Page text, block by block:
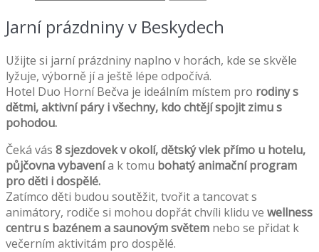
Jarní prázdniny v Beskydech
Užijte si jarní prázdniny naplno v horách, kde se skvěle
lyžuje, výborně jí a ještě lépe odpočívá.
Hotel Duo Horní Bečva je ideálním místem pro rodiny s
dětmi, aktivní páry i všechny, kdo chtějí spojit zimu s
pohodou.
Čeká vás 8 sjezdovek v okolí, dětský vlek přímo u hotelu,
půjčovna vybavenía k tomu bohatý animační program
pro děti i dospělé.
Zatímco děti budou soutěžit, tvořit a tancovat s
animátory, rodiče si mohou dopřát chvíli klidu ve wellness
centru s bazénem a saunovým světem nebo se přidat k
večerním aktivitám pro dospělé.